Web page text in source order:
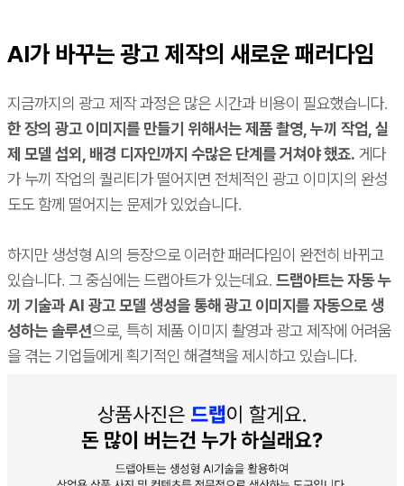
AI가 바꾸는 광고 제작의 새로운 패러다임
지금까지의 광고 제작 과정은 많은 시간과 비용이 필요했습니다.
한 장의 광고 이미지를 만들기 위해서는 제품 촬영, 누끼 작업, 실
제 모델 섭외, 배경 디자인까지 수많은 단계를 거쳐야 했죠. 게다
가 누끼 작업의 퀄리티가 떨어지면 전체적인 광고 이미지의 완성
도도 함께 떨어지는 문제가 있었습니다.
하지만 생성형 AI의 등장으로 이러한 패러다임이 완전히 바뀌고
있습니다. 그 중심에는 드랩아트가 있는데요. 드랩아트는 자동 누
끼 기술과 AI 광고 모델 생성을 통해 광고 이미지를 자동으로 생
성하는 솔루션으로, 특히 제품 이미지 촬영과 광고 제작에 어려움
을 겪는 기업들에게 획기적인 해결책을 제시하고 있습니다.